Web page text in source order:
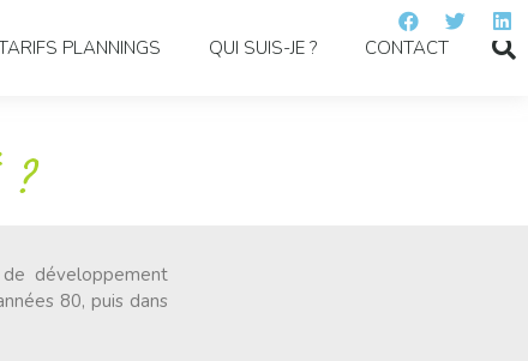
PLANNINGS QUI SUIS-JE ? CONTACT
?
développement
80, puis dans